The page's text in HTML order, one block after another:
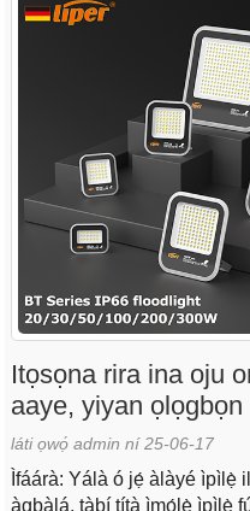
Itọsọna rira ina oju
aaye, yiyan ọlọgbọn
láti ọwọ́ admin ní 25-06-17
Ìfáárà: Yálà ó jẹ́ àlàyé ìpìlẹ̀
àgbàlá, tàbí títà ìmọ́lẹ̀ ìpìlẹ̀